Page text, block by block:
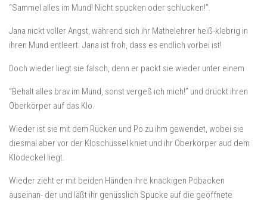
“Sammel alles im Mund! Nicht spucken oder schlucken!”.
Jana nickt voller Angst, während sich ihr Mathelehrer heiß-klebrig in
ihren Mund entleert. Jana ist froh, dass es endlich vorbei ist!
Doch wieder liegt sie falsch, denn er packt sie wieder unter einem
“Behalt alles brav im Mund, sonst vergeß ich mich!” und drückt ihren
Oberkörper auf das Klo.
Wieder ist sie mit dem Rücken und Po zu ihm gewendet, wobei sie
diesmal aber vor der Kloschüssel kniet und ihr Oberkörper aud dem
Klodeckel liegt.
Wieder zieht er mit beiden Händen ihre knackigen Pobacken
auseinan- der und läßt ihr genüsslich Spucke auf die geöffnete